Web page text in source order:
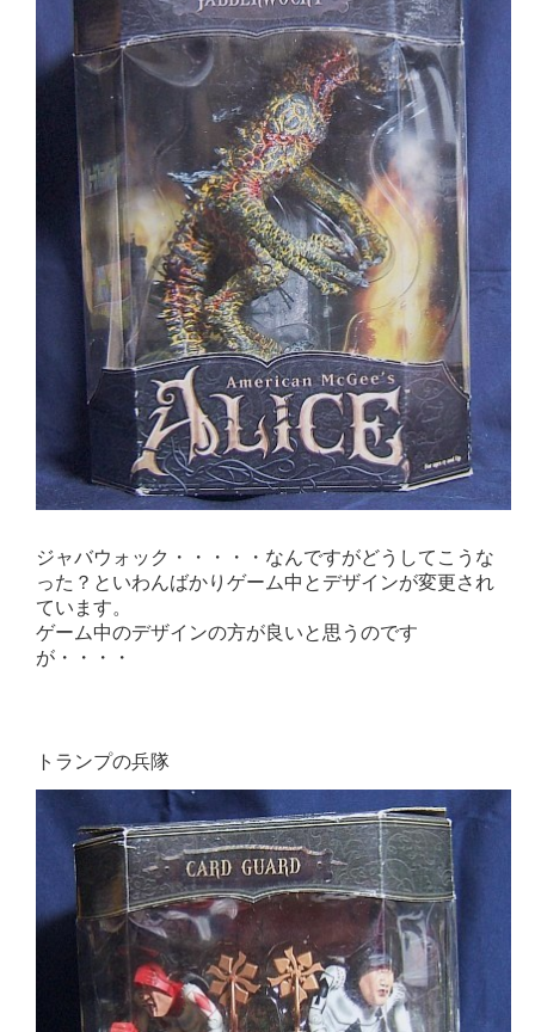
ジャバウォック・・・・・なんですがどうしてこうな
った？といわんばかりゲーム中とデザインが変更され
ています。
ゲーム中のデザインの方が良いと思うのです
が・・・・
トランプの兵隊